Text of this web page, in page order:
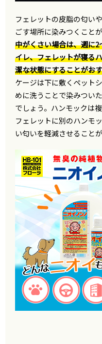
フェレットの皮脂の匂い
ごす場所に染みつくこと
中がくさい場合は、週に
イレ、フェレットが寝る
潔な状態にすることがお
ケージは下に敷くペット
めに洗うことで染みつい
でしょう。ハンモックは
フェレットに別のハンモ
い匂いを軽減させること